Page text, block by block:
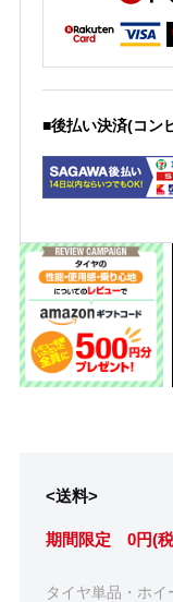
■後払い決済(コン
<送料>
期間限定 0円(
タイヤ単品・ホ